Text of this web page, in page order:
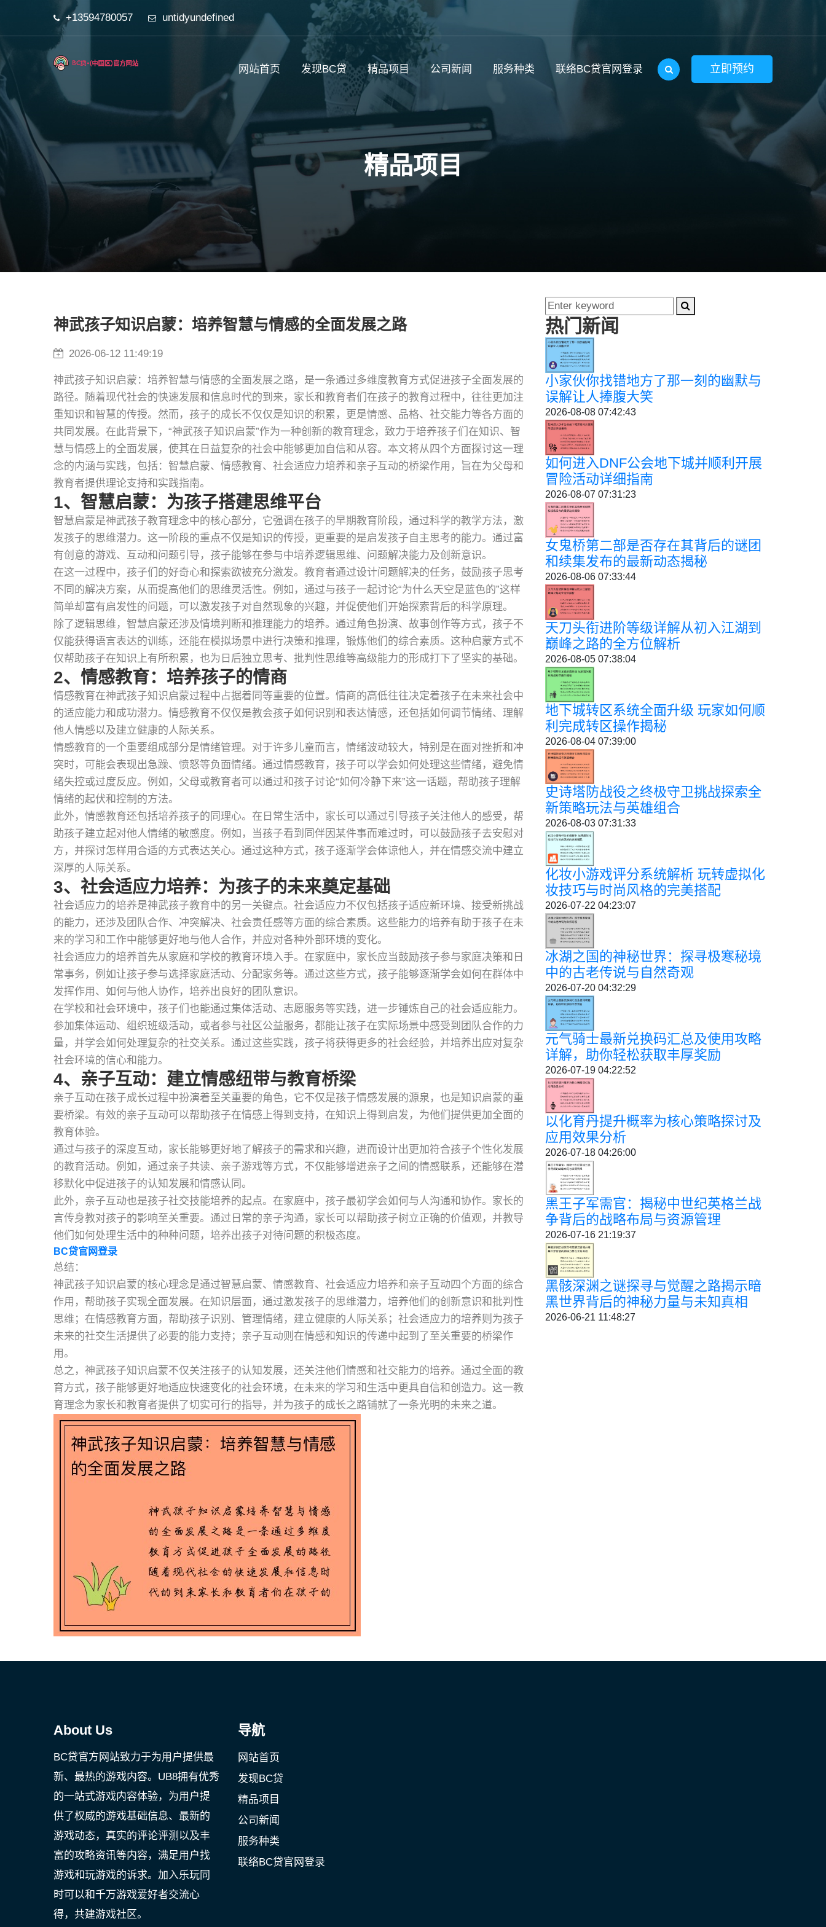
+13594780057 untidyundefined
网站首页 发现BC贷 精品项目 公司新闻 服务种类 联络BC贷官网登录 立即预约
精品项目
神武孩子知识启蒙：培养智慧与情感的全面发展之路
2026-06-12 11:49:19
神武孩子知识启蒙：培养智慧与情感的全面发展之路，是一条通过多维度教育方式促进孩子全面发展的
路径。随着现代社会的快速发展和信息时代的到来，家长和教育者们在孩子的教育过程中，往往更加注
重知识和智慧的传授。然而，孩子的成长不仅仅是知识的积累，更是情感、品格、社交能力等各方面的
共同发展。在此背景下，“神武孩子知识启蒙”作为一种创新的教育理念，致力于培养孩子们在知识、智
慧与情感上的全面发展，使其在日益复杂的社会中能够更加自信和从容。本文将从四个方面探讨这一理
念的内涵与实践，包括：智慧启蒙、情感教育、社会适应力培养和亲子互动的桥梁作用，旨在为父母和
教育者提供理论支持和实践指南。
1、智慧启蒙：为孩子搭建思维平台
智慧启蒙是神武孩子教育理念中的核心部分，它强调在孩子的早期教育阶段，通过科学的教学方法，激
发孩子的思维潜力。这一阶段的重点不仅是知识的传授，更重要的是启发孩子自主思考的能力。通过富
有创意的游戏、互动和问题引导，孩子能够在参与中培养逻辑思维、问题解决能力及创新意识。
在这一过程中，孩子们的好奇心和探索欲被充分激发。教育者通过设计问题解决的任务，鼓励孩子思考
不同的解决方案，从而提高他们的思维灵活性。例如，通过与孩子一起讨论“为什么天空是蓝色的”这样
简单却富有启发性的问题，可以激发孩子对自然现象的兴趣，并促使他们开始探索背后的科学原理。
除了逻辑思维，智慧启蒙还涉及情境判断和推理能力的培养。通过角色扮演、故事创作等方式，孩子不
仅能获得语言表达的训练，还能在模拟场景中进行决策和推理，锻炼他们的综合素质。这种启蒙方式不
仅帮助孩子在知识上有所积累，也为日后独立思考、批判性思维等高级能力的形成打下了坚实的基础。
2、情感教育：培养孩子的情商
情感教育在神武孩子知识启蒙过程中占据着同等重要的位置。情商的高低往往决定着孩子在未来社会中
的适应能力和成功潜力。情感教育不仅仅是教会孩子如何识别和表达情感，还包括如何调节情绪、理解
他人情感以及建立健康的人际关系。
情感教育的一个重要组成部分是情绪管理。对于许多儿童而言，情绪波动较大，特别是在面对挫折和冲
突时，可能会表现出急躁、愤怒等负面情绪。通过情感教育，孩子可以学会如何处理这些情绪，避免情
绪失控或过度反应。例如，父母或教育者可以通过和孩子讨论“如何冷静下来”这一话题，帮助孩子理解
情绪的起伏和控制的方法。
此外，情感教育还包括培养孩子的同理心。在日常生活中，家长可以通过引导孩子关注他人的感受，帮
助孩子建立起对他人情绪的敏感度。例如，当孩子看到同伴因某件事而难过时，可以鼓励孩子去安慰对
方，并探讨怎样用合适的方式表达关心。通过这种方式，孩子逐渐学会体谅他人，并在情感交流中建立
深厚的人际关系。
3、社会适应力培养：为孩子的未来奠定基础
社会适应力的培养是神武孩子教育中的另一关键点。社会适应力不仅包括孩子适应新环境、接受新挑战
的能力，还涉及团队合作、冲突解决、社会责任感等方面的综合素质。这些能力的培养有助于孩子在未
来的学习和工作中能够更好地与他人合作，并应对各种外部环境的变化。
社会适应力的培养首先从家庭和学校的教育环境入手。在家庭中，家长应当鼓励孩子参与家庭决策和日
常事务，例如让孩子参与选择家庭活动、分配家务等。通过这些方式，孩子能够逐渐学会如何在群体中
发挥作用、如何与他人协作，培养出良好的团队意识。
在学校和社会环境中，孩子们也能通过集体活动、志愿服务等实践，进一步锤炼自己的社会适应能力。
参加集体运动、组织班级活动，或者参与社区公益服务，都能让孩子在实际场景中感受到团队合作的力
量，并学会如何处理复杂的社交关系。通过这些实践，孩子将获得更多的社会经验，并培养出应对复杂
社会环境的信心和能力。
4、亲子互动：建立情感纽带与教育桥梁
亲子互动在孩子成长过程中扮演着至关重要的角色，它不仅是孩子情感发展的源泉，也是知识启蒙的重
要桥梁。有效的亲子互动可以帮助孩子在情感上得到支持，在知识上得到启发，为他们提供更加全面的
教育体验。
通过与孩子的深度互动，家长能够更好地了解孩子的需求和兴趣，进而设计出更加符合孩子个性化发展
的教育活动。例如，通过亲子共读、亲子游戏等方式，不仅能够增进亲子之间的情感联系，还能够在潜
移默化中促进孩子的认知发展和情感认同。
此外，亲子互动也是孩子社交技能培养的起点。在家庭中，孩子最初学会如何与人沟通和协作。家长的
言传身教对孩子的影响至关重要。通过日常的亲子沟通，家长可以帮助孩子树立正确的价值观，并教导
他们如何处理生活中的种种问题，培养出孩子对待问题的积极态度。
BC贷官网登录
总结：
神武孩子知识启蒙的核心理念是通过智慧启蒙、情感教育、社会适应力培养和亲子互动四个方面的综合
作用，帮助孩子实现全面发展。在知识层面，通过激发孩子的思维潜力，培养他们的创新意识和批判性
思维；在情感教育方面，帮助孩子识别、管理情绪，建立健康的人际关系；社会适应力的培养则为孩子
未来的社交生活提供了必要的能力支持；亲子互动则在情感和知识的传递中起到了至关重要的桥梁作
用。
总之，神武孩子知识启蒙不仅关注孩子的认知发展，还关注他们情感和社交能力的培养。通过全面的教
育方式，孩子能够更好地适应快速变化的社会环境，在未来的学习和生活中更具自信和创造力。这一教
育理念为家长和教育者提供了切实可行的指导，并为孩子的成长之路铺就了一条光明的未来之道。
热门新闻
小家伙你找错地方了那一刻的幽默与
误解让人捧腹大笑
2026-08-08 07:42:43
如何进入DNF公会地下城并顺利开展
冒险活动详细指南
2026-08-07 07:31:23
女鬼桥第二部是否存在其背后的谜团
和续集发布的最新动态揭秘
2026-08-06 07:33:44
天刀头衔进阶等级详解从初入江湖到
巅峰之路的全方位解析
2026-08-05 07:38:04
地下城转区系统全面升级 玩家如何顺
利完成转区操作揭秘
2026-08-04 07:39:00
史诗塔防战役之终极守卫挑战探索全
新策略玩法与英雄组合
2026-08-03 07:31:33
化妆小游戏评分系统解析 玩转虚拟化
妆技巧与时尚风格的完美搭配
2026-07-22 04:23:07
冰湖之国的神秘世界：探寻极寒秘境
中的古老传说与自然奇观
2026-07-20 04:32:29
元气骑士最新兑换码汇总及使用攻略
详解，助你轻松获取丰厚奖励
2026-07-19 04:22:52
以化育丹提升概率为核心策略探讨及
应用效果分析
2026-07-18 04:26:00
黑王子军需官：揭秘中世纪英格兰战
争背后的战略布局与资源管理
2026-07-16 21:19:37
黑骸深渊之谜探寻与觉醒之路揭示暗
黑世界背后的神秘力量与未知真相
2026-06-21 11:48:27
About Us
BC贷官方网站致力于为用户提供最
新、最热的游戏内容。UB8拥有优秀
的一站式游戏内容体验，为用户提
供了权威的游戏基础信息、最新的
游戏动态，真实的评论评测以及丰
富的攻略资讯等内容，满足用户找
游戏和玩游戏的诉求。加入乐玩同
时可以和千万游戏爱好者交流心
得，共建游戏社区。
导航
网站首页
发现BC贷
精品项目
公司新闻
服务种类
联络BC贷官网登录